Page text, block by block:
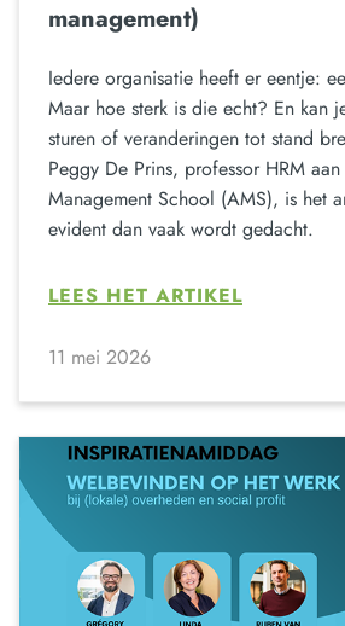
management)
Iedere organisatie heeft er eentje:
Maar hoe sterk is die echt? En kan
sturen of veranderingen tot stand
Peggy De Prins, professor HRM
Management School (AMS), is het
evident dan vaak wordt gedacht.
LEES HET ARTIKEL
11 mei 2026